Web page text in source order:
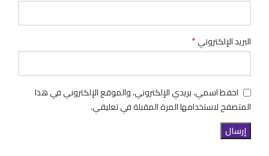
البريد الإلكتروني*
احفظ اسمي، بريدي الإلكتروني، والموقع الإلكتروني في هذا
المتصفح لاستخدامها المرة المقبلة في تعليقي.